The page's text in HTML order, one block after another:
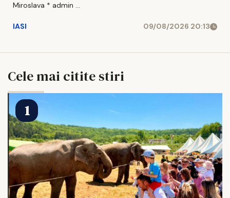
Miroslava * admin ...
IASI 09/08/2026 20:13
Cele mai citite stiri